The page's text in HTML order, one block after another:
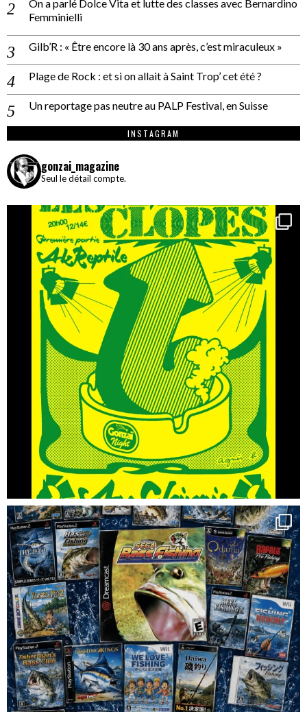
On a parlé Dolce Vita et lutte des classes avec Bernardino
Femminielli
Gilb’R : « Être encore là 30 ans après, c’est miraculeux »
Plage de Rock : et si on allait à Saint Trop’ cet été ?
Un reportage pas neutre au PALP Festival, en Suisse
INSTAGRAM
gonzai_magazine
Seul le détail compte.